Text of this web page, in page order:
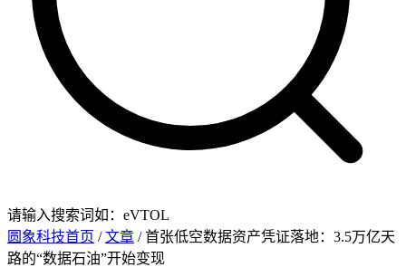
请输入搜索词如：eVTOL
圆象科技首页 /文章 / 首张低空数据资产凭证落地：3.5万亿天
路的“数据石油”开始变现